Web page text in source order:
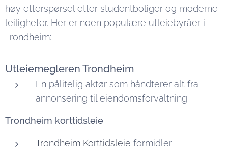
høy etterspørsel etter studentboliger og moderne
leiligheter. Her er noen populære utleiebyråer i
Trondheim:
Utleiemegleren Trondheim
En pålitelig aktør som håndterer alt fra
annonsering til eiendomsforvaltning.
Trondheim korttidsleie
Trondheim Korttidsleie formidler